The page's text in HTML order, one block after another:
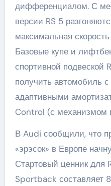
дифференциалом. С
версии RS 5
максимальная
Базовые купе и
спортивной подвеской
получить автомобиль
адаптивными
Control (с механизмом
В Audi сообщили, что
«эрэсок» в Европе
Стартовый ценник для
Sportback составляет